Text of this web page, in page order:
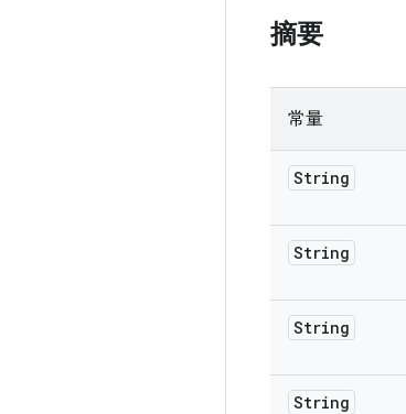
摘要
常量
String
String
String
String